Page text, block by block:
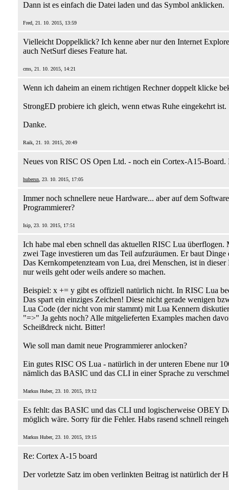
Dann ist es einfach die Datei laden und das Symbol anklicken.
Fred, 21. 10. 2015, 13:59
Vielleicht Doppelklick? Ich kenne aber nur den Internet
auch NetSurf dieses Feature hat.
cms, 21. 10. 2015, 14:21
Wenn ich daheim an einem richtigen Rechner doppelt klicke
StrongED probiere ich gleich, wenn etwas Ruhe eingekehrt ist.
Danke.
Raik, 21. 10. 2015, 20:49
Neues von RISC OS Open Ltd. - noch ein Cortex-A15-
hubersn , 23. 10. 2015, 17:05
Immer noch schnellere neue Hardware... aber auf dem
Programmierer?
Isip, 23. 10. 2015, 17:51
Ich habe mal eben schnell das aktuellen RISC Lua
zwei Tage investieren um das Teil aufzuräumen. Er baut
Das Kernkompetenzteam von Lua, drei Menschen, ist in
nur weils geht oder weils andere so machen.
Beispiel: x += y gibt es offiziell natürlich nicht. In RISC Lua
Das spart ein einziges Zeichen! Diese nicht gerade wenigen
Lua Code (der nicht von mir stammt) mit Lua Kennern
"=>" Ja gehts noch? Alle mitgelieferten Examples machen
Scheißdreck nicht. Bitter!
Wie soll man damit neue Programmierer anlocken?
Ein gutes RISC OS Lua - natürlich in der unteren Ebene nur
nämlich das BASIC und das CLI in einer Sprache zu
Markus Huber, 23. 10. 2015, 19:12
Es fehlt: das BASIC und das CLI und logischerweise OBEY
möglich wäre. Sorry für die Fehler. Habs rasend schnell
Markus Huber, 23. 10. 2015, 19:15
Re: Cortex A-15 board
Der vorletzte Satz im oben verlinkten Beitrag ist natürlich der